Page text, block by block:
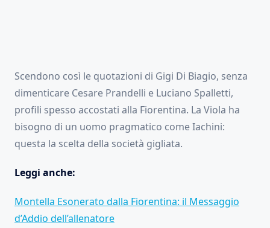
Scendono così le quotazioni di Gigi Di Biagio, senza
dimenticare Cesare Prandelli e Luciano Spalletti,
profili spesso accostati alla Fiorentina. La Viola ha
bisogno di un uomo pragmatico come Iachini:
questa la scelta della società gigliata.
Leggi anche:
Montella Esonerato dalla Fiorentina: il Messaggio
d’Addio dell’allenatore